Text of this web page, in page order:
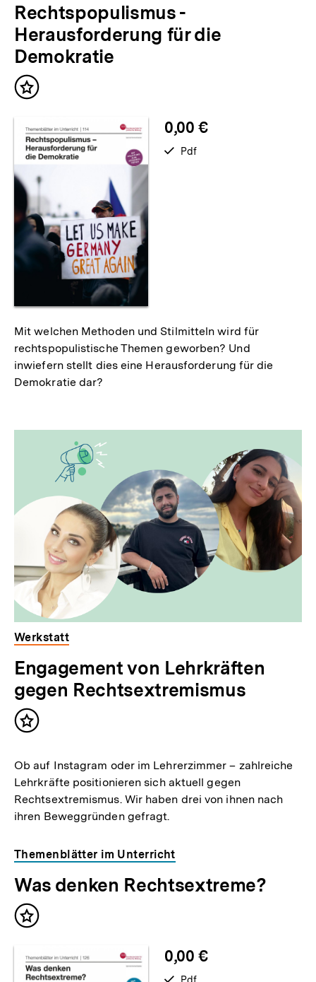
Rechtspopulismus -
Herausforderung für die
Demokratie
Inhalt
0,00 €
verfügbar
Pdf
Mit welchen Methoden und Stilmitteln wird für
rechtspopulistische Themen geworben? Und
inwiefern stellt dies eine Herausforderung für die
Demokratie dar?
Werkstatt
Engagement von Lehrkräften
gegen Rechtsextremismus
Inhalt
Ob auf Instagram oder im Lehrerzimmer – zahlreiche
Lehrkräfte positionieren sich aktuell gegen
Rechtsextremismus. Wir haben drei von ihnen nach
ihren Beweggründen gefragt.
Themenblätter im Unterricht
Was denken Rechtsextreme?
Inhalt
0,00 €
verfügbar
Pdf